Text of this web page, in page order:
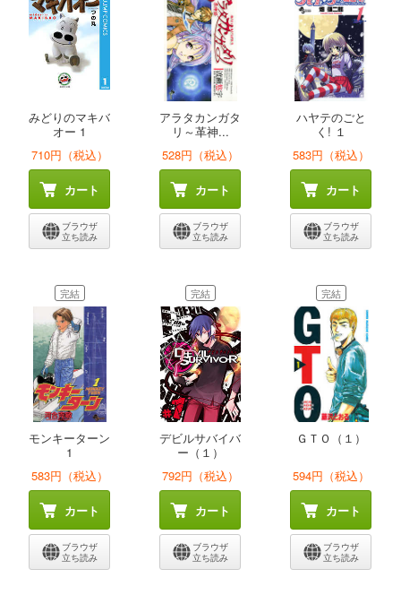
みどりのマキバ
オー 1
710円（税込）
カート
ブラウザ
立ち読み
アラタカンガタ
リ～革神...
528円（税込）
カート
ブラウザ
立ち読み
ハヤテのごと
く! １
583円（税込）
カート
ブラウザ
立ち読み
完結
モンキーターン
1
583円（税込）
カート
ブラウザ
立ち読み
完結
デビルサバイバ
ー（１）
792円（税込）
カート
ブラウザ
立ち読み
完結
ＧＴＯ（１）
594円（税込）
カート
ブラウザ
立ち読み